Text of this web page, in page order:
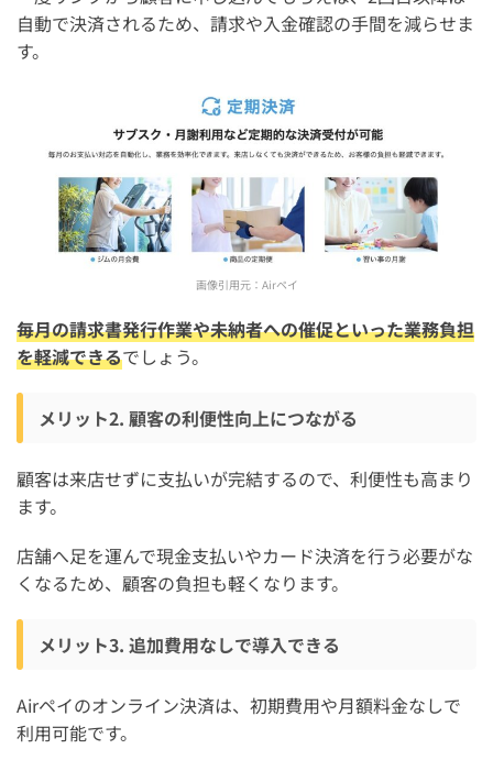
自動で決済されるため、請求や入金確認の手間を減らせま
す。
画像引用元： Airペイ
毎月の請求書発行作業や未納者への催促といった業務負担
を軽減できるでしょう。
メリット2. 顧客の利便性向上につながる
顧客は来店せずに支払いが完結するので、利便性も高まり
ます。
店舗へ足を運んで現金支払いやカード決済を行う必要がな
くなるため、顧客の負担も軽くなります。
メリット3. 追加費用なしで導入できる
Airペイのオンライン決済は、初期費用や月額料金なしで
利用可能です。